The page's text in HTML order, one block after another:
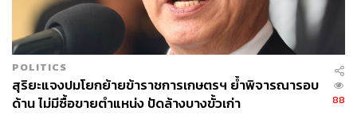
POLITICS
สุริยะแจงปมโยกย้ายข้าราชการเกษตรฯ ย้ำพิจารณารอบ
ด้าน ไม่มีซื้อขายตำแหน่ง ปัดล้างบางขั้วเก่า
88